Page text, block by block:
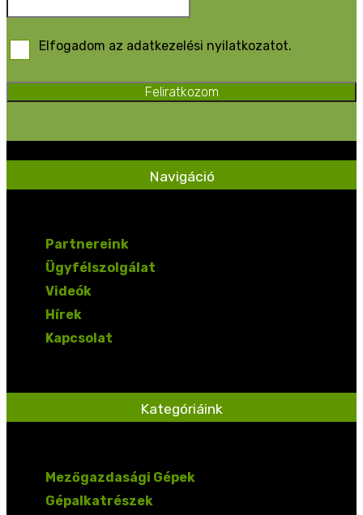
Elfogadom az adatkezelési nyilatkozatot.
Feliratkozom
Navigáció
Partnereink
Ügyfélszolgálat
Videók
Hírek
Kapcsolat
Kategóriáink
Mezőgazdasági Gépek
Gépalkatrészek